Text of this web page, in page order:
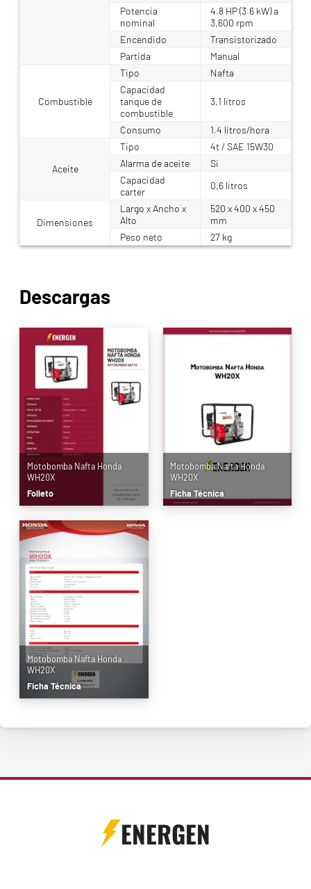
Potencia
nominal
4.8 HP (3.6 kW) a
3,600 rpm
Encendido
Transistorizado
Partida
Manual
Combustible
Tipo
Nafta
Capacidad
tanque de
combustible
3,1 litros
Consumo 1.4 litros/hora
Aceite
Tipo
4t / SAE 15W30
Alarma de aceite
Si
Capacidad
carter
0,6 litros
Dimensiones
Largo x Ancho x
Alto
520 x 400 x 450
mm
Peso neto
27 kg
Descargas
Motobomba Nafta Honda
WH20X
Folleto
Motobomba Nafta Honda
WH20X
Ficha Técnica
Motobomba Nafta Honda
WH20X
Ficha Técnica
ENERGEN